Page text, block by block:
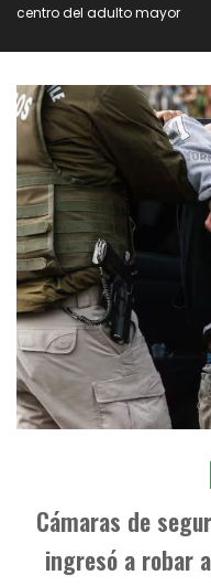
centro del adulto mayor
Cámaras de
ingresó a robar